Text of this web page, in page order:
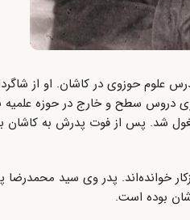
اصولی، مجتهد و مدرس علوم حوزوی در کاشان.
دروس سطح و خارج در حوزه
شد. پس از فوت پدرش به کاشان
بوده است.